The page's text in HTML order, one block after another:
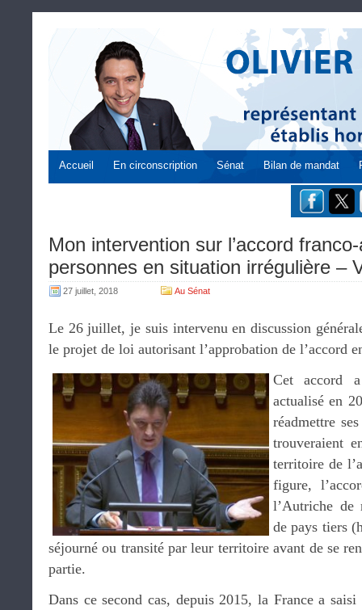
Accueil En circonscription Sénat Bilan de mandat
Mon intervention sur l’accord
personnes en situation irrégulière –
27 juillet, 2018 Au Sénat
Le 26 juillet, je suis intervenu en discussion
le projet de loi autorisant l’approbation de l’accord
Cet accord
actualisé en
réadmettre
trouveraient
territoire de
figure,
l’Autriche de
de pays tiers
séjourné ou transité par leur territoire avant de se
partie.
Dans ce second cas, depuis 2015, la France a saisi